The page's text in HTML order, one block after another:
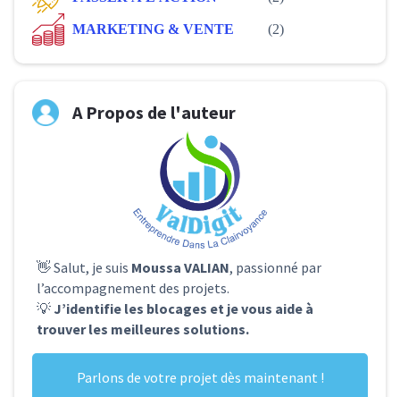
MARKETING & VENTE (2)
A Propos de l'auteur
👋 Salut, je suis Moussa VALIAN, passionné par
l’accompagnement des projets.
💡 J’identifie les blocages et je vous aide à
trouver les meilleures solutions.
Parlons de votre projet dès maintenant !